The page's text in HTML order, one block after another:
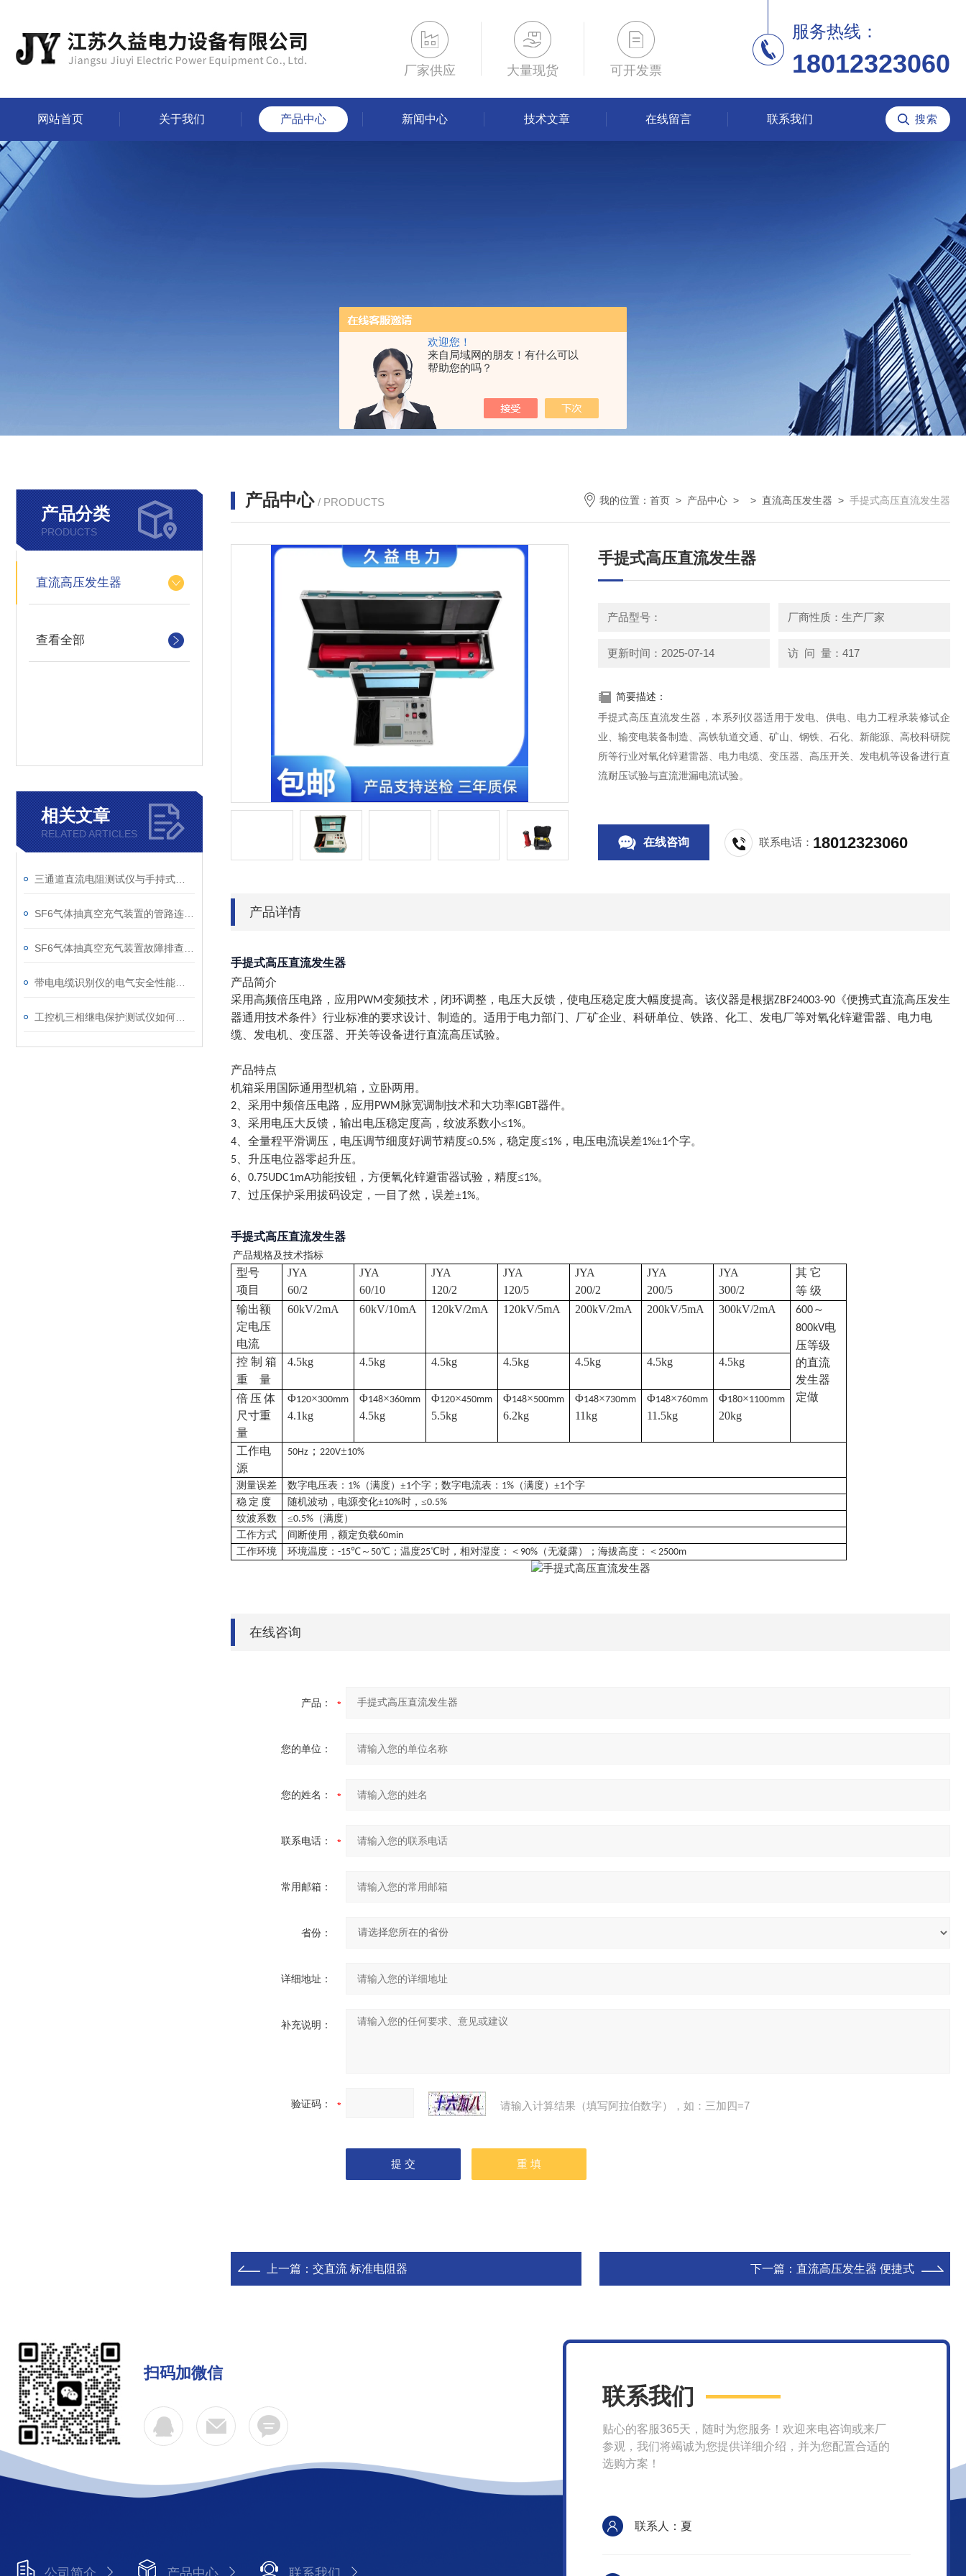
欢迎您！
来自局域网的朋友！有什么可以
帮助您的吗？
厂家供应 大量现货 可开发票
服务热线：
18012323060
网站首页 关于我们 产品中心 新闻中心 技术文章 在线留言 联系我们
产品分类
PRODUCTS
直流高压发生器
查看全部
相关文章
RELATED ARTICLES
产品中心 / PRODUCTS 我的位置： 首页 > 产品中心 > > 直流高压发生器 > 手提式高压直流发生器
手提式高压直流发生器
产品型号： 厂商性质：生产厂家
更新时间：2025-07-14 访 问 量：417
简要描述：
手提式高压直流发生器，本系列仪器适用于发电、供电、电力工程承装修试企
业、输变电装备制造、高铁轨道交通、矿山、钢铁、石化、新能源、高校科研院
所等行业对氧化锌避雷器、电力电缆、变压器、高压开关、发电机等设备进行直
流耐压试验与直流泄漏电流试验。
在线咨询 联系电话： 18012323060
产品详情
手提式高压直流发生器
产品简介
采用高频倍压电路，应用 PWM变频技术，闭环调整，电压大反馈，使电压稳定度大幅度提高。该仪器是根据ZBF24003-90 《便携式直流高压发生
器通用技术条件》行业标准的要求设计、制造的。适用于电力部门、厂矿企业、科研单位、铁路、化工、发电厂等对氧化锌避雷器、电力电
缆、发电机、变压器、开关等设备进行直流高压试验。
产品特点
机箱采用国际通用型机箱，立卧两用。
2 、采用中频倍压电路，应用 PWM 脉宽调制技术和大功率 IGBT 器件。
3 、采用电压大反馈，输出电压稳定度高，纹波系数小≤1%。
4 、全量程平滑调压，电压调节细度好调节精度≤0.5% ，稳定度≤1% ，电压电流误差1%±1个字。
5 、升压电位器零起升压。
6 0.75UDC1mA功能按钮，方便氧化锌避雷器试验，精度≤1%。
7 、过压保护采用拔码设定，一目了然，误差±1%。
手提式高压直流发生器
产品规格及技术指标
型号
项目
JYA
60/2
JYA
60/10
JYA
120/2
JYA
120/5
JYA
200/2
JYA
200/5
JYA
300/2
其 它
等 级
输出额
定电压
电流
60kV/2mA 60kV/10mA 120kV/2mA 120kV/5mA 200kV/2mA 200kV/5mA 300kV/2mA 600～
800kV电
压等级
的直流
发生器
定做
控 制 箱
重
量
4.5kg 4.5kg 4.5kg 4.5kg 4.5kg 4.5kg 4.5kg
倍 压 体
尺寸重
量
Φ120×300mm
4.1kg
Φ148×360mm
4.5kg
Φ120×450mm
5.5kg
Φ148×500mm
6.2kg
Φ148×730mm
11kg
Φ148×760mm
11.5kg
Φ180×1100mm
20kg
工作电
源
50Hz ； 220V±10%
测量误差 数字电压表： 1% （满度）±1个字；数字电流表： 1% （满度）±1个字
稳 定 度 随机波动，电源变化±10%时，≤0.5%
纹波系数
≤0.5% （满度）
工作方式
间断使用，额定负载60min
工作环境
环境温度： -15℃～ 50℃；温度25℃时，相对湿度：＜ 90% （无凝露）；海拔高度：＜ 2500m
在线咨询
产品：
您的单位：
您的姓名：
联系电话：
常用邮箱：
省份：
详细地址：
补充说明：
验证码： 请输入计算结果（填写阿拉伯数字），如：三加四=7
上一篇： 交直流 标准电阻器 下一篇： 直流高压发生器 便捷式
扫码加微信
公司简介 产品中心 联系我们
联系我们
贴心的客服365天，随时为您服务！欢迎来电咨询或来厂
参观，我们将竭诚为您提供详细介绍，并为您配置合适的
选购方案！
联系人：夏